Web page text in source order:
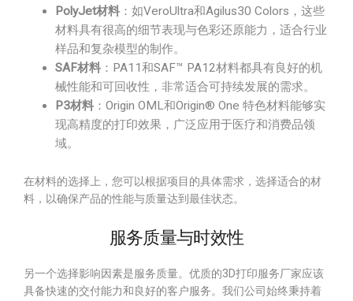
PolyJet材料 ：如VeroUltra和Agilus30 Colors，这些
材料具有很高的细节表现与色彩还原能力，适合行业
样品和复杂模型的制作。
SAF材料 ：PA11和SAF™ PA12材料都具有良好的机
械性能和可回收性，非常适合可持续发展的需求。
P3材料 ：Origin OML和Origin® One 特色材料能够实
现高精度的打印效果，广泛应用于医疗和消费品领
域。
在材料的选择上，您可以根据项目的具体需求，选择适合的材
料，以确保产品的性能与质量达到最佳状态。
服务质量与时效性
另一个选择影响因素是服务质量。优质的3D打印服务厂家应该
具备快速的交付能力和良好的客户服务。我们公司始终秉持着